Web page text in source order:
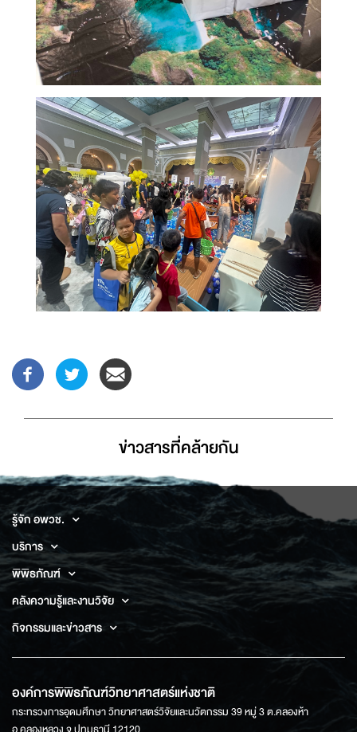
ข่าวสารที่่คล้ายกัน
รู้จัก อพวช.
บริการ
พิพิธภัณฑ์
คลังความรู้และงานวิจัย
กิจกรรมและข่าวสาร
องค์การพิพิธภัณฑ์วิทยาศาสตร์แห่งชาติ
กระทรวงการอุดมศึกษา วิทยาศาสตร์วิจัยและนวัตกรรม 39 หมู่ 3 ต.คลองห้า